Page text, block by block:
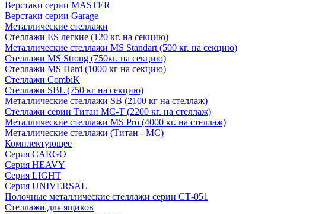
Верстаки серии MASTER
Верстаки серии Garage
Металлические стеллажи
Стеллажи ES легкие (120 кг. на секцию)
Металлические стеллажи MS Standart (500 кг. на секцию)
Стеллажи MS Strong (750кг. на секцию)
Стеллажи MS Hard (1000 кг на секцию)
Стеллажи CombiK
Стеллажи SBL (750 кг на секцию)
Металлические стеллажи SB (2100 кг на стеллаж)
Стеллажи серии Титан МС-Т (2200 кг. на стеллаж)
Металлические стеллажи MS Pro (4000 кг. на стеллаж)
Металлические стеллажи (Титан - МС)
Комплектующее
Серия CARGO
Серия HEAVY
Серия LIGHT
Серия UNIVERSAL
Полочные металлические стеллажи серии СТ-051
Стеллажи для ящиков